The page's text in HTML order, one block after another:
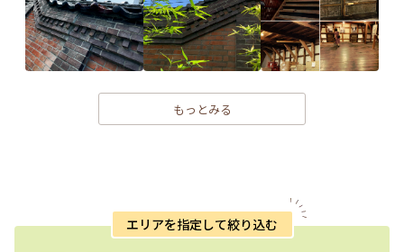
もっとみる
エリアを指定して絞り込む